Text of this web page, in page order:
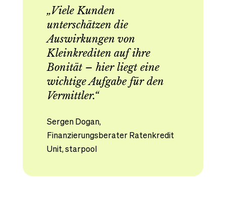
„Viele Kunden
unterschätzen die
Auswirkungen von
Kleinkrediten auf ihre
Bonität – hier liegt eine
wichtige Aufgabe für den
Vermittler.“
Sergen Dogan,
Finanzierungsberater Ratenkredit
Unit, starpool